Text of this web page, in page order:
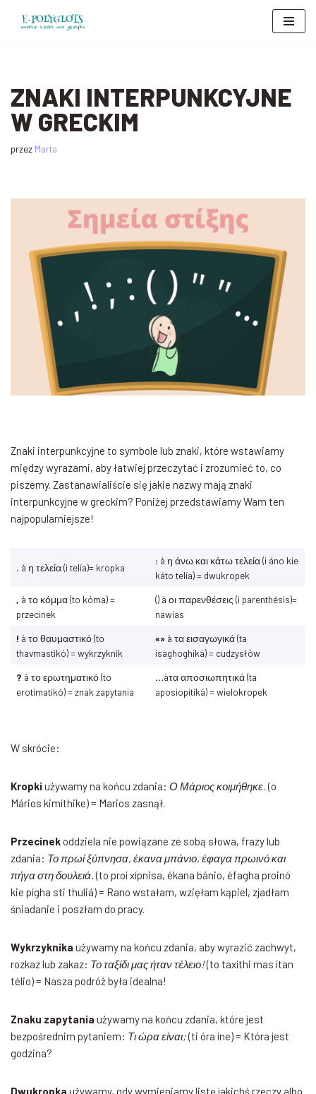
ZNAKI INTERPUNKCYJNE
W GRECKIM
przez Marta
Znaki interpunkcyjne to symbole lub znaki, które wstawiamy
między wyrazami, aby łatwiej przeczytać i zrozumieć to, co
piszemy. Zastanawialiście się jakie nazwy mają znaki
interpunkcyjne w greckim? Poniżej przedstawiamy Wam ten
najpopularniejsze!
. à η τελεία (i telía)= kropka
: à η άνω και κάτω τελεία (i áno kie
káto telía) = dwukropek
, à το κόμμα (to kóma) =
przecinek
() à οι παρενθέσεις (i parenthésis)=
nawias
! à το θαυμαστικό (to
thavmastikó) = wykrzyknik
«»à τα εισαγωγικά (ta
isaghoghiká) = cudzysłów
? à το ερωτηματικό (to
erotimatikó) = znak zapytania
…àτα αποσιωπητικά (ta
aposiopitiká) = wielokropek
W skrócie:
Kropkiużywamy na końcu zdania: Ο Μάριος κοιμήθηκε.(o
Mários kimíthike) = Marios zasnął.
Przecinek oddziela nie powiązane ze sobą słowa, frazy lub
zdania: Το πρωί ξύπνησα, έκανα μπάνιο, έφαγα πρωινό και
πήγα στη δουλειά.(to proí xípnisa, ékana bánio, éfagha proinó
kie pígha sti thuliá) = Rano wstałam, wzięłam kąpiel, zjadłam
śniadanie i poszłam do pracy.
Wykrzyknika używamy na końcu zdania, aby wyrazić zachwyt,
rozkaz lub zakaz: Το ταξίδι μας ήταν τέλειο!(to taxíthi mas ítan
télio) = Nasza podróż była idealna!
Znaku zapytania używamy na końcu zdania, które jest
bezpośrednim pytaniem: Τι ώρα είναι;(ti óra íne) = Która jest
godzina?
Dwukropka używamy, gdy wymieniamy listę jakichś rzeczy albo